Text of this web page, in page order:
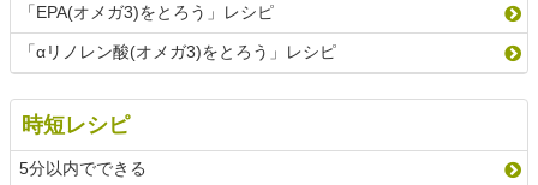
「EPA(オメガ3)をとろう」レシピ
「αリノレン酸(オメガ3)をとろう」レシピ
時短レシピ
5分以内でできる